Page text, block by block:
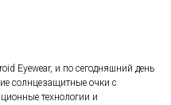
Eyewear, и по сегодняшний день
солнцезащитные очки с
технологии и